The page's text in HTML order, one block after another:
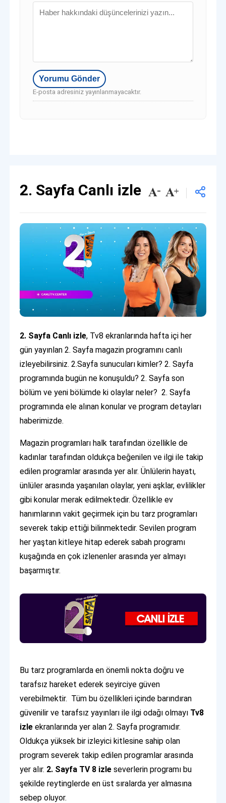
E-posta adresiniz yayınlanmayacaktır.
2. Sayfa Canlı izle
2. Sayfa Canlı izle, Tv8 ekranlarında hafta içi her
gün yayınlan 2. Sayfa magazin programını canlı
izleyebilirsiniz. 2.Sayfa sunucuları kimler? 2. Sayfa
programında bugün ne konuşuldu? 2. Sayfa son
bölüm ve yeni bölümde ki olaylar neler? 2. Sayfa
programında ele alınan konular ve program detayları
haberimizde.
Magazin programları halk tarafından özellikle de
kadınlar tarafından oldukça beğenilen ve ilgi ile takip
edilen programlar arasında yer alır. Ünlülerin hayatı,
ünlüler arasında yaşanılan olaylar, yeni aşklar, evlilikler
gibi konular merak edilmektedir. Özellikle ev
hanımlarının vakit geçirmek için bu tarz programları
severek takip ettiği bilinmektedir. Sevilen program
her yaştan kitleye hitap ederek sabah programı
kuşağında en çok izlenenler arasında yer almayı
başarmıştır.
Bu tarz programlarda en önemli nokta doğru ve
tarafsız hareket ederek seyirciye güven
verebilmektir. Tüm bu özellikleri içinde barındıran
güvenilir ve tarafsız yayınları ile ilgi odağı olmayı Tv8
izle ekranlarında yer alan 2. Sayfa programıdır.
Oldukça yüksek bir izleyici kitlesine sahip olan
program severek takip edilen programlar arasında
yer alır. 2. Sayfa TV 8 izleseverlerin programı bu
şekilde reytinglerde en üst sıralarda yer almasına
sebep oluyor.